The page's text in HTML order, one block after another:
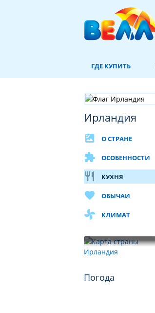
ГДЕ КУПИТЬ
Ирландия
satellite О СТРАНЕ
extension ОСОБЕННОСТИ
restaurant КУХНЯ
favorite ОБЫЧАИ
toys КЛИМАТ
Карта
Погода